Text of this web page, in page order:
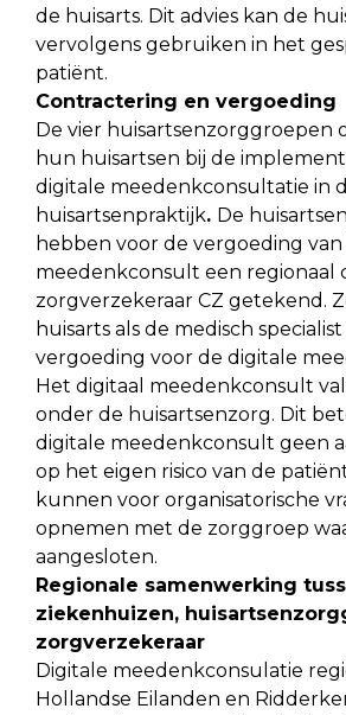
de huisarts. Dit advies kan de
vervolgens gebruiken in het
patiënt.
Contractering en vergoeding
De vier huisartsenzorggroepen
hun huisartsen bij de
digitale meedenkconsultatie in
huisartsenpraktijk. De
hebben voor de vergoeding
meedenkconsult een regionaal
zorgverzekeraar CZ getekend.
huisarts als de medisch
vergoeding voor de digitale
Het digitaal meedenkconsult
onder de huisartsenzorg. Dit
digitale meedenkconsult geen
op het eigen risico van de
kunnen voor organisatorische
opnemen met de zorggroep
aangesloten.
Regionale samenwerking
ziekenhuizen,
zorgverzekeraar
Digitale meedenkconsulatie
Hollandse Eilanden en